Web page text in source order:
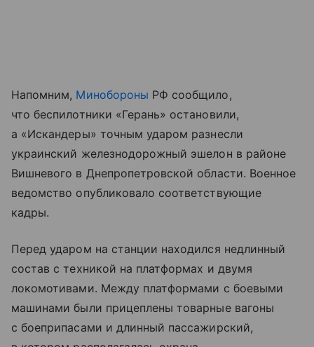
Напомним, Минобороны РФ сообщило,
что беспилотники «Герань» остановили,
а «Искандеры» точным ударом разнесли
украинский железнодорожный эшелон в районе
Вишневого в Днепропетровской области. Военное
ведомство опубликовало соответствующие
кадры.
Перед ударом на станции находился недлинный
состав с техникой на платформах и двумя
локомотивами. Между платформами с боевыми
машинами были прицеплены товарные вагоны
с боеприпасами и длинный пассажирский,